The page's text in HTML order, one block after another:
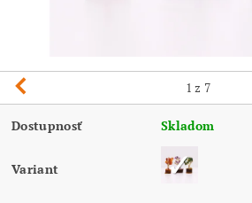
1 z 7
Dostupnosť Skladom
Variant